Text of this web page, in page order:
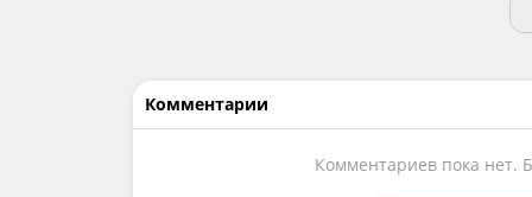
Комментарии
Комментариев пока нет.